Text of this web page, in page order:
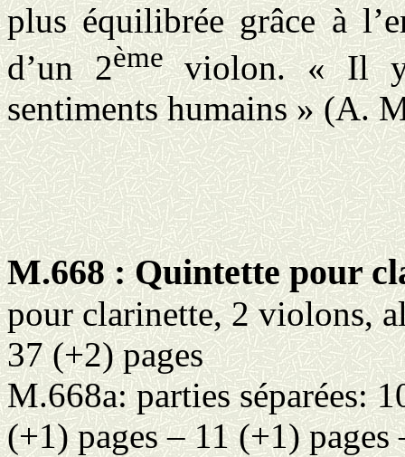
plus équilibrée grâce à
d’un 2èmeviolon. « Il y
sentiments humains » (A.
M.668 : Quintette pour
pour clarinette, 2 violons,
37 (+2) pages
M.668a: parties séparées:
(+1) pages – 11 (+1) pages